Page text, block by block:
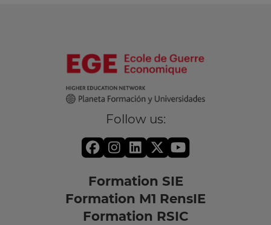
Follow us:
Formation SIE
Formation M1 RensIE
Formation RSIC